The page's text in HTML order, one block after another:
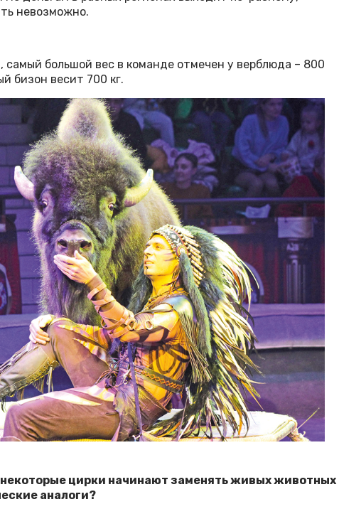
невозможно.
самый большой вес в команде отмечен у верблюда – 800
бизон весит 700 кг.
некоторые цирки начинают заменять живых животных
аналоги?